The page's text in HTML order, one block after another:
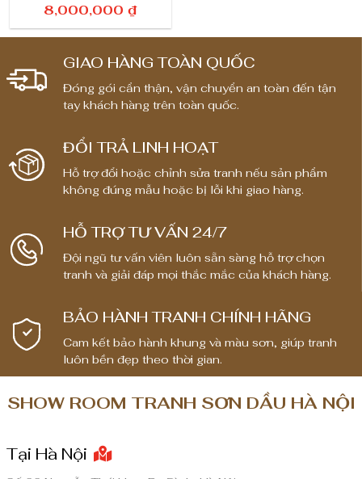
8,000,000 ₫K
h
ả
n
g
:
1
,
8
0
,
0
0
0
GIAO HÀNG TOÀN QUỐC
Đóng gói cẩn thận, vận chuyển an toàn đến tận
tay khách hàng trên toàn quốc.
ĐỔI TRẢ LINH HOẠT
Hỗ trợ đổi hoặc chỉnh sửa tranh nếu sản phẩm
không đúng mẫu hoặc bị lỗi khi giao hàng.
HỖ TRỢ TƯ VẤN 24/7
Đội ngũ tư vấn viên luôn sẵn sàng hỗ trợ chọn
tranh và giải đáp mọi thắc mắc của khách hàng.
BẢO HÀNH TRANH CHÍNH HÃNG
Cam kết bảo hành khung và màu sơn, giúp tranh
luôn bền đẹp theo thời gian.
SHOW ROOM TRANH SƠN DẦU HÀ NỘI
Tại Hà Nội